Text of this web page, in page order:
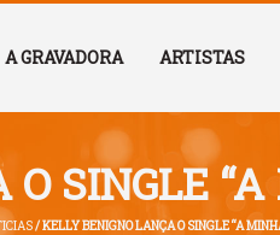
A GRAVADORA ARTISTAS
SINGLE
/ KELLY BENIGNO LANÇA O SINGLE “A